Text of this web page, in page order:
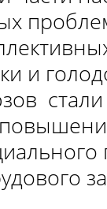
и